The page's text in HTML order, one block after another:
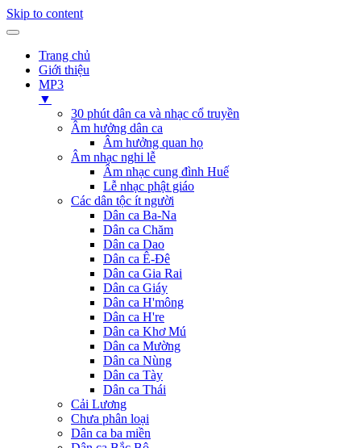
Skip to content
Trang chủ
Giới thiệu
MP3
▼
30 phút dân ca và nhạc cổ truyền
Âm hưởng dân ca
Âm hưởng quan họ
Âm nhạc nghi lễ
Âm nhạc cung đình Huế
Lễ nhạc phật giáo
Các dân tộc ít người
Dân ca Ba-Na
Dân ca Chăm
Dân ca Dao
Dân ca Ê-Đê
Dân ca Gia Rai
Dân ca Giáy
Dân ca H'mông
Dân ca H're
Dân ca Khơ Mú
Dân ca Mường
Dân ca Nùng
Dân ca Tày
Dân ca Thái
Cải Lương
Chưa phân loại
Dân ca ba miền